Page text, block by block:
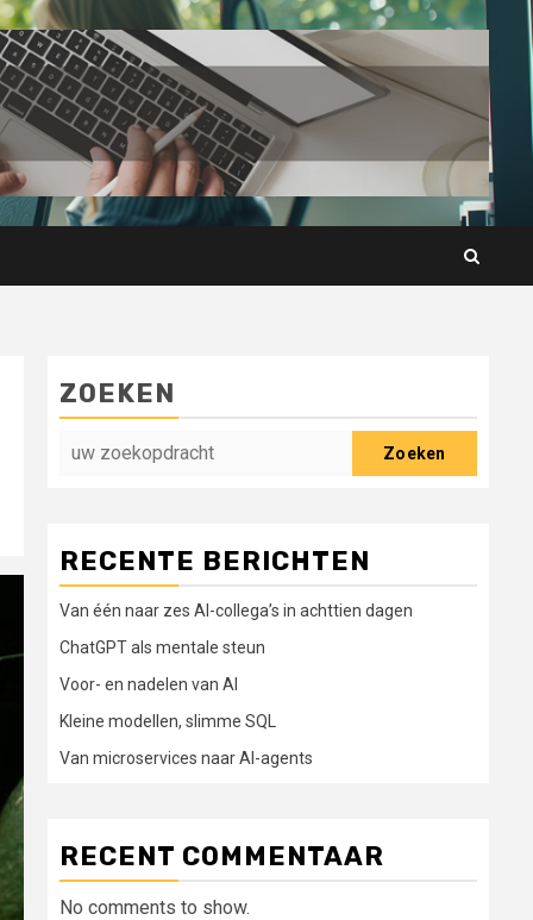
ZOEKEN
Zoeken
RECENTE BERICHTEN
Van één naar zes AI-collega’s in achttien dagen
ChatGPT als mentale steun
Voor- en nadelen van AI
Kleine modellen, slimme SQL
Van microservices naar AI-agents
RECENT COMMENTAAR
No comments to show.